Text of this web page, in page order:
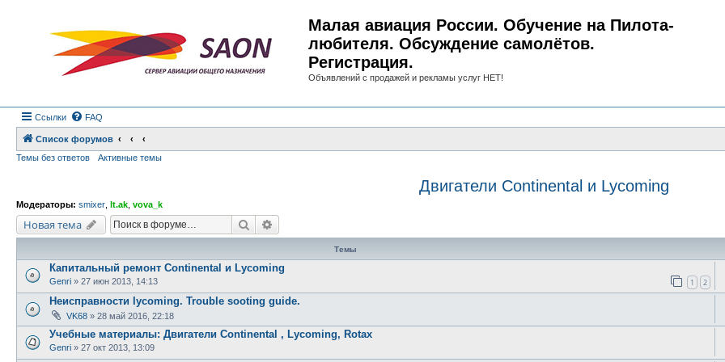
Малая авиация России. Обучение на Пилота-
любителя. Обсуждение самолётов.
Регистрация.
Объявлений с продажей и рекламы услуг НЕТ!
Ссылки FAQ
Список форумов
Темы без ответов
Активные темы
Двигатели Continental и Lycoming
Модераторы: smixer lt.ak vova_k
Новая тема Поиск
Темы
Капитальный ремонт Continental и Lycoming
Genri » 27 июн 2013, 14:13 1 2
Неисправности lycoming. Trouble sooting guide.
VK68 » 28 май 2016, 22:18
Учебные материалы: Двигатели Continental , Lycoming, Rotax
Genri » 27 окт 2013, 13:09